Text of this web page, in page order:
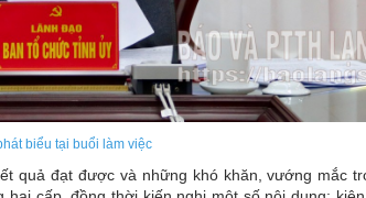
biểu tại buổi làm việc
quả đạt được và những khó khăn, vướng mắc